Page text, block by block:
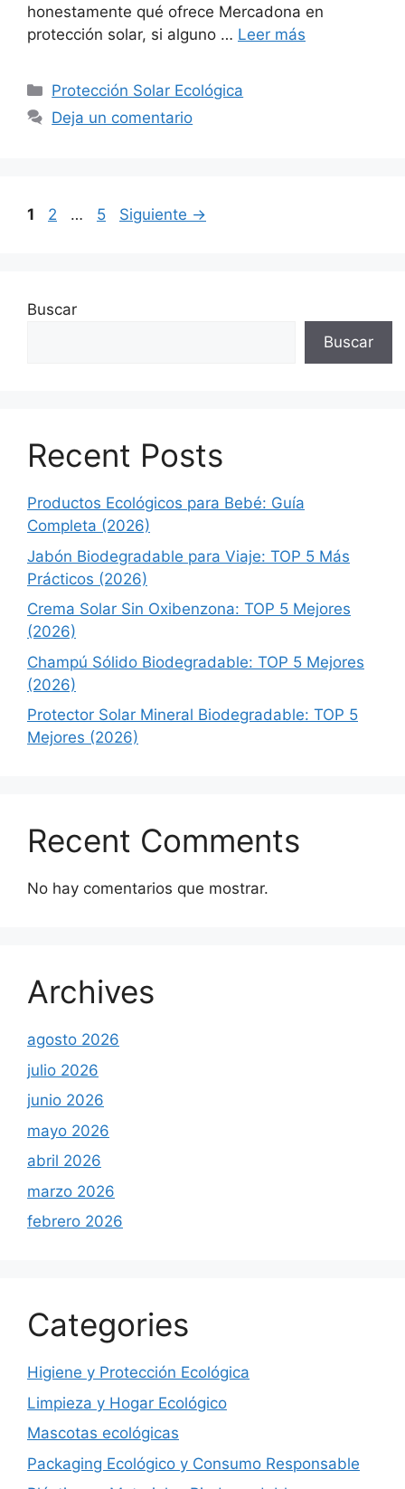
honestamente qué ofrece Mercadona en
protección solar, si alguno … Leer más
Categorías
Protección Solar Ecológica
Deja un comentario
Página
1 Página
2 … Página
5 Siguiente →
Buscar
Buscar
Recent Posts
Productos Ecológicos para Bebé: Guía
Completa (2026)
Jabón Biodegradable para Viaje: TOP 5 Más
Prácticos (2026)
Crema Solar Sin Oxibenzona: TOP 5 Mejores
(2026)
Champú Sólido Biodegradable: TOP 5 Mejores
(2026)
Protector Solar Mineral Biodegradable: TOP 5
Mejores (2026)
Recent Comments
No hay comentarios que mostrar.
Archives
agosto 2026
julio 2026
junio 2026
mayo 2026
abril 2026
marzo 2026
febrero 2026
Categories
Higiene y Protección Ecológica
Limpieza y Hogar Ecológico
Mascotas ecológicas
Packaging Ecológico y Consumo Responsable